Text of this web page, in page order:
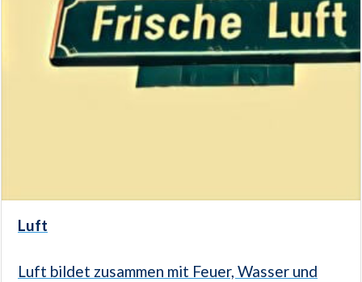
Luft
Luft bildet zusammen mit Feuer, Wasser und